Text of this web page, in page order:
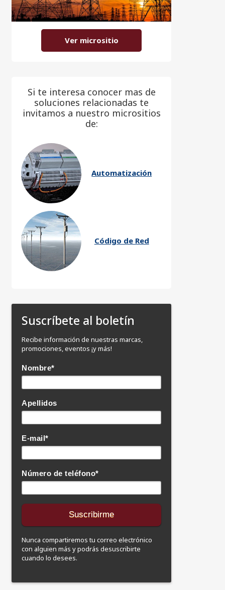
Ver micrositio
Si te interesa conocer mas de
soluciones relacionadas te
invitamos a nuestro micrositios
de:
Automatización
Código de Red
Suscríbete al boletín
Recibe información de nuestras marcas,
promociones, eventos ¡y más!
Nombre*
Apellidos
E-mail*
Número de teléfono*
Nunca compartiremos tu correo electrónico
con alguien más y podrás desuscribirte
cuando lo desees.